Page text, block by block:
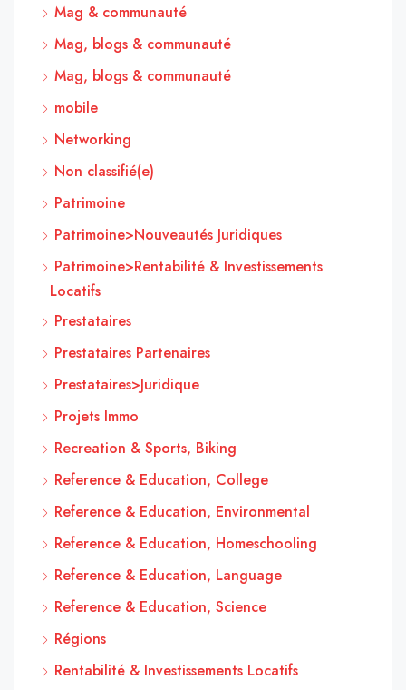
Mag & communauté
Mag, blogs & communauté
Mag, blogs & communauté
mobile
Networking
Non classifié(e)
Patrimoine
Patrimoine>Nouveautés Juridiques
Patrimoine>Rentabilité & Investissements
Locatifs
Prestataires
Prestataires Partenaires
Prestataires>Juridique
Projets Immo
Recreation & Sports, Biking
Reference & Education, College
Reference & Education, Environmental
Reference & Education, Homeschooling
Reference & Education, Language
Reference & Education, Science
Régions
Rentabilité & Investissements Locatifs